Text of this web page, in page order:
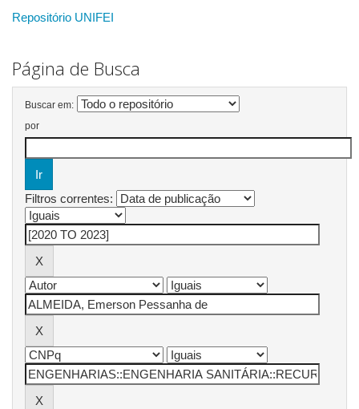
Repositório UNIFEI
Página de Busca
Buscar em:
por
Filtros correntes: